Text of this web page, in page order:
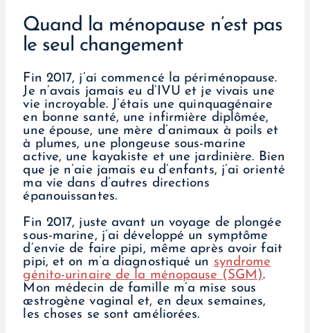
Quand la ménopause n’est pas
le seul changement
Fin 2017, j’ai commencé la périménopause.
Je n’avais jamais eu d’IVU et je vivais une
vie incroyable. J’étais une quinquagénaire
en bonne santé, une infirmière diplômée,
une épouse, une mère d’animaux à poils et
à plumes, une plongeuse sous-marine
active, une kayakiste et une jardinière. Bien
que je n’aie jamais eu d’enfants, j’ai orienté
ma vie dans d’autres directions
épanouissantes.
Fin 2017, juste avant un voyage de plongée
sous-marine, j’ai développé un symptôme
d’envie de faire pipi, même après avoir fait
pipi, et on m’a diagnostiqué un syndrome
génito-urinaire de la ménopause (SGM).
Mon médecin de famille m’a mise sous
œstrogène vaginal et, en deux semaines,
les choses se sont améliorées.